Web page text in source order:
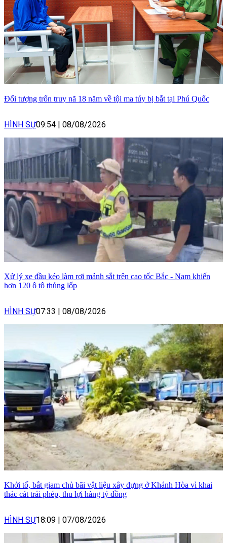
Đối tượng trốn truy nã 18 năm về tội ma túy bị bắt tại Phú Quốc
HÌNH SỰ09:54 | 08/08/2026
Xử lý xe đầu kéo làm rơi mảnh sắt trên cao tốc Bắc - Nam khiến
hơn 120 ô tô thủng lốp
HÌNH SỰ07:33 08/08/2026
Khởi tố, bắt giam chủ bãi vật liệu xây dựng ở Khánh Hòa vì khai
thác cát trái phép, thu lợi hàng tỷ đồng
HÌNH SỰ18:09 07/08/2026